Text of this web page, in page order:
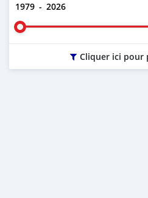
1979 - 2026
Cliquer ici pour